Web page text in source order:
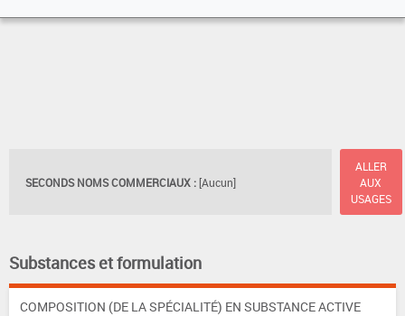
SECONDS NOMS COMMERCIAUX : [Aucun]
ALLER
AUX
USAGES
Substances et formulation
COMPOSITION (DE LA SPÉCIALITÉ) EN SUBSTANCE ACTIVE